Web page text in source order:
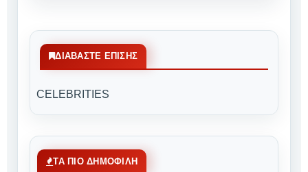
ΔΙΑΒΆΣΤΕ ΕΠΊΣΗΣ
CELEBRITIES
ΤΑ ΠΙΟ ΔΗΜΟΦΙΛΗ